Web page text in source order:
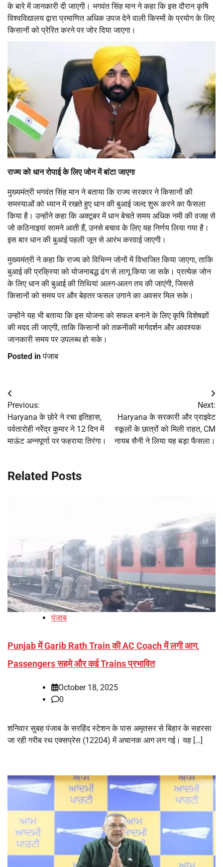
के बारे में जानकारी दी जाएगी। भगवंत सिंह मान ने कहा कि इस दौरान कृषि
विश्वविद्यालय द्वारा प्रमाणित अधिक उपज देने वाली किस्मों के प्रयोग के लिए
किसानों को प्रेरित करने पर जोर दिया जाएगा।
राज्य को धान रोपाई के लिए जोन में बांटा जाएगा
मुख्यमंत्री भगवंत सिंह मान ने बताया कि राज्य सरकार ने किसानों की
समस्याओं को ध्यान में रखते हुए धान की बुआई जल्द शुरू करने का फैसला
किया है। उन्होंने कहा कि अक्‍टूबर में धान बेचते समय अधिक नमी की वजह से
जो कठिनाइयां सामने आती हैं, उनसे बचाव के लिए यह निर्णय लिया गया है।
इस बार धान की बुआई पहली जून से आरंभ करवाई जाएगी।
मुख्यमंत्री ने कहा कि राज्य को विभिन्न जोनों में विभाजित किया जाएगा, ताकि
बुआई की प्रक्रिया को योजनाबद्ध ढंग से लागू किया जा सके। प्रत्येक जोन
के लिए धान की बुआई की तिथियां अलग-अलग तय की जाएंगी, जिससे
किसानों को समय पर और बेहतर फसल उगाने का अवसर मिल सके।
उन्होंने यह भी बताया कि इस योजना को सफल बनाने के लिए कृषि विशेषज्ञों
की मदद ली जाएगी, ताकि किसानों को तकनीकी मार्गदर्शन और आवश्यक
जानकारी समय पर उपलब्ध हो सके।
Posted inपंजाब
Post
navigation
Previous:
Haryana के छोरे ने रचा इतिहास,
पर्वतारोही नरेंद्र कुमार ने 12 दिन में
माऊंट अन्नपूर्णा पर फहराया तिरंगा।
Next:
Haryana के सरकारी और प्राइवेट
स्कूलों के छात्रों को मिली राहत, CM
नायब सैनी ने लिया यह बड़ा फैसला।
Related Posts
पंजाब
Punjab में Garib Rath Train की AC Coach में लगी आग,
Passengers सहमे और कई Trains प्रभावित
October 18, 2025
0
शनिवार सुबह पंजाब के सरहिंद स्टेशन के पास अमृतसर से बिहार के सहरसा
जा रही गरीब रथ एक्सप्रेस (12204) में अचानक आग लग गई। यह […]